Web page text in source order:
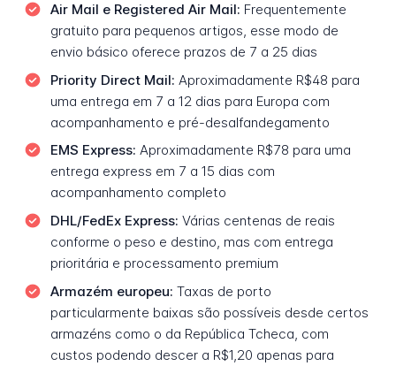
Air Mail e Registered Air Mail: Frequentemente
gratuito para pequenos artigos, esse modo de
envio básico oferece prazos de 7 a 25 dias
Priority Direct Mail: Aproximadamente R$48 para
uma entrega em 7 a 12 dias para Europa com
acompanhamento e pré-desalfandegamento
EMS Express: Aproximadamente R$78 para uma
entrega express em 7 a 15 dias com
acompanhamento completo
DHL/FedEx Express: Várias centenas de reais
conforme o peso e destino, mas com entrega
prioritária e processamento premium
Armazém europeu: Taxas de porto
particularmente baixas são possíveis desde certos
armazéns como o da República Tcheca, com
custos podendo descer a R$1,20 apenas para